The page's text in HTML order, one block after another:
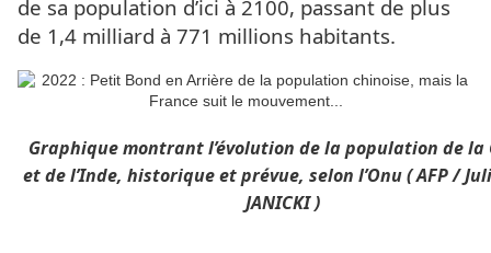
de sa population d’ici à 2100, passant de plus
de 1,4 milliard à 771 millions habitants.
Graphique montrant l’évolution de la population de la
et de l’Inde, historique et prévue, selon l’Onu ( AFP /
JANICKI )